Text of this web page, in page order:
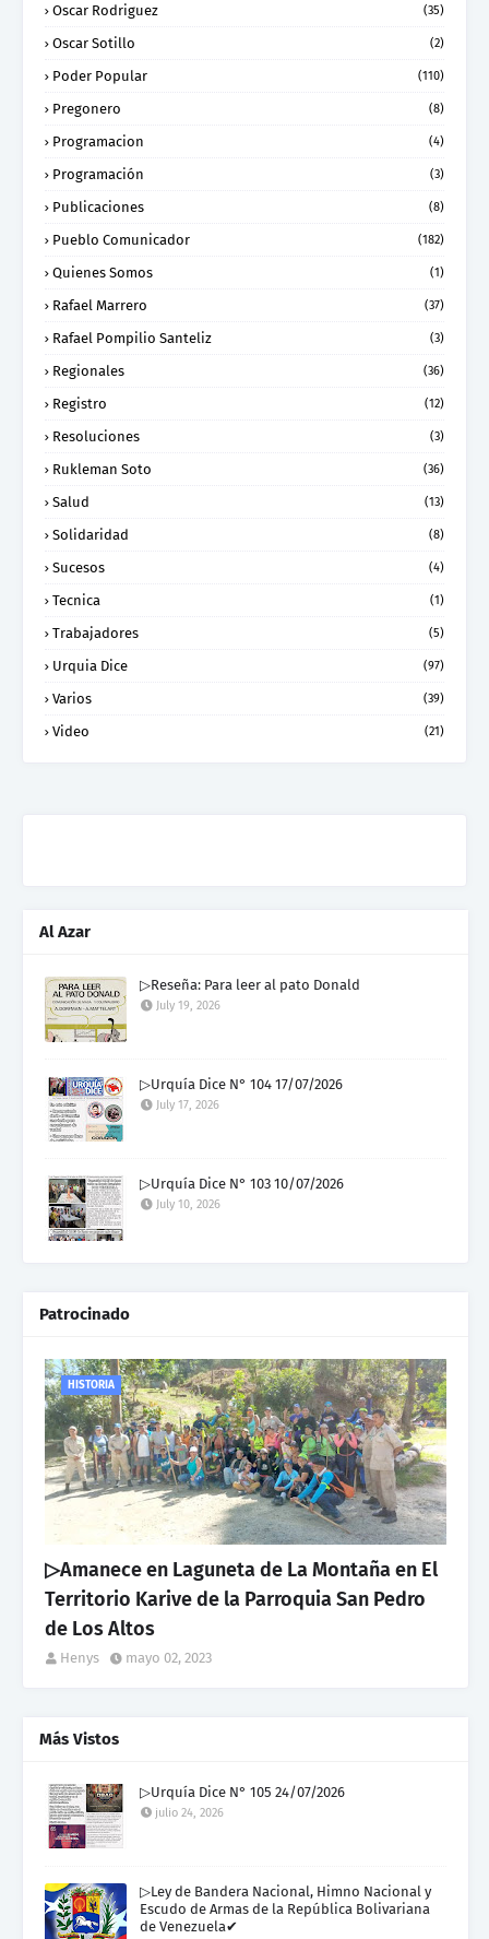
Oscar Rodriguez (35)
Oscar Sotillo (2)
Poder Popular (110)
Pregonero (8)
Programacion (4)
Programación (3)
Publicaciones (8)
Pueblo Comunicador (182)
Quienes Somos (1)
Rafael Marrero (37)
Rafael Pompilio Santeliz (3)
Regionales (36)
Registro (12)
Resoluciones (3)
Rukleman Soto (36)
Salud (13)
Solidaridad (8)
Sucesos (4)
Tecnica (1)
Trabajadores (5)
Urquia Dice (97)
Varios (39)
Video (21)
Al Azar
▷Reseña: Para leer al pato Donald
July 19, 2026
▷Urquía Dice N° 104 17/07/2026
July 17, 2026
▷Urquía Dice N° 103 10/07/2026
July 10, 2026
Patrocinado
HISTORIA
▷Amanece en Laguneta de La Montaña en El
Territorio Karive de la Parroquia San Pedro
de Los Altos
Henys mayo 02, 2023
Más Vistos
▷Urquía Dice N° 105 24/07/2026
julio 24, 2026
▷Ley de Bandera Nacional, Himno Nacional y
Escudo de Armas de la República Bolivariana
de Venezuela✔